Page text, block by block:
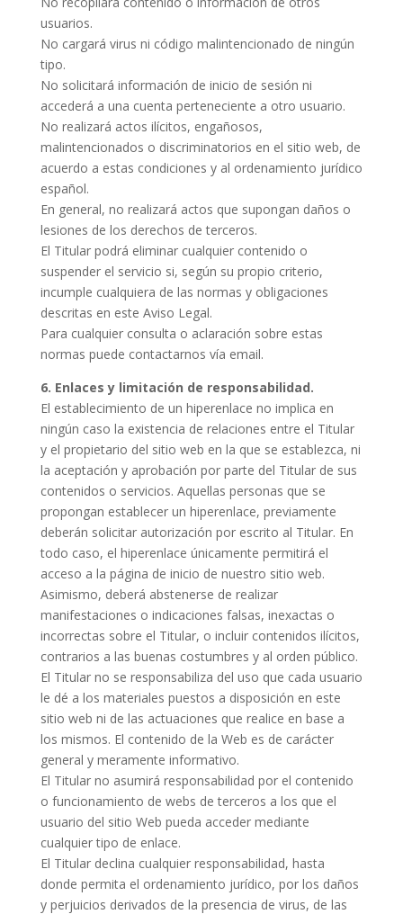
usuarios.
No cargará virus ni código malintencionado de ningún
tipo.
No solicitará información de inicio de sesión ni
accederá a una cuenta perteneciente a otro usuario.
No realizará actos ilícitos, engañosos,
malintencionados o discriminatorios en el sitio web, de
acuerdo a estas condiciones y al ordenamiento jurídico
español.
En general, no realizará actos que supongan daños o
lesiones de los derechos de terceros.
El Titular podrá eliminar cualquier contenido o
suspender el servicio si, según su propio criterio,
incumple cualquiera de las normas y obligaciones
descritas en este Aviso Legal.
Para cualquier consulta o aclaración sobre estas
normas puede contactarnos vía email.
6. Enlaces y limitación de responsabilidad.
El establecimiento de un hiperenlace no implica en
ningún caso la existencia de relaciones entre el Titular
y el propietario del sitio web en la que se establezca, ni
la aceptación y aprobación por parte del Titular de sus
contenidos o servicios. Aquellas personas que se
propongan establecer un hiperenlace, previamente
deberán solicitar autorización por escrito al Titular. En
todo caso, el hiperenlace únicamente permitirá el
acceso a la página de inicio de nuestro sitio web.
Asimismo, deberá abstenerse de realizar
manifestaciones o indicaciones falsas, inexactas o
incorrectas sobre el Titular, o incluir contenidos ilícitos,
contrarios a las buenas costumbres y al orden público.
El Titular no se responsabiliza del uso que cada usuario
le dé a los materiales puestos a disposición en este
sitio web ni de las actuaciones que realice en base a
los mismos. El contenido de la Web es de carácter
general y meramente informativo.
El Titular no asumirá responsabilidad por el contenido
o funcionamiento de webs de terceros a los que el
usuario del sitio Web pueda acceder mediante
cualquier tipo de enlace.
El Titular declina cualquier responsabilidad, hasta
donde permita el ordenamiento jurídico, por los daños
y perjuicios derivados de la presencia de virus, de las